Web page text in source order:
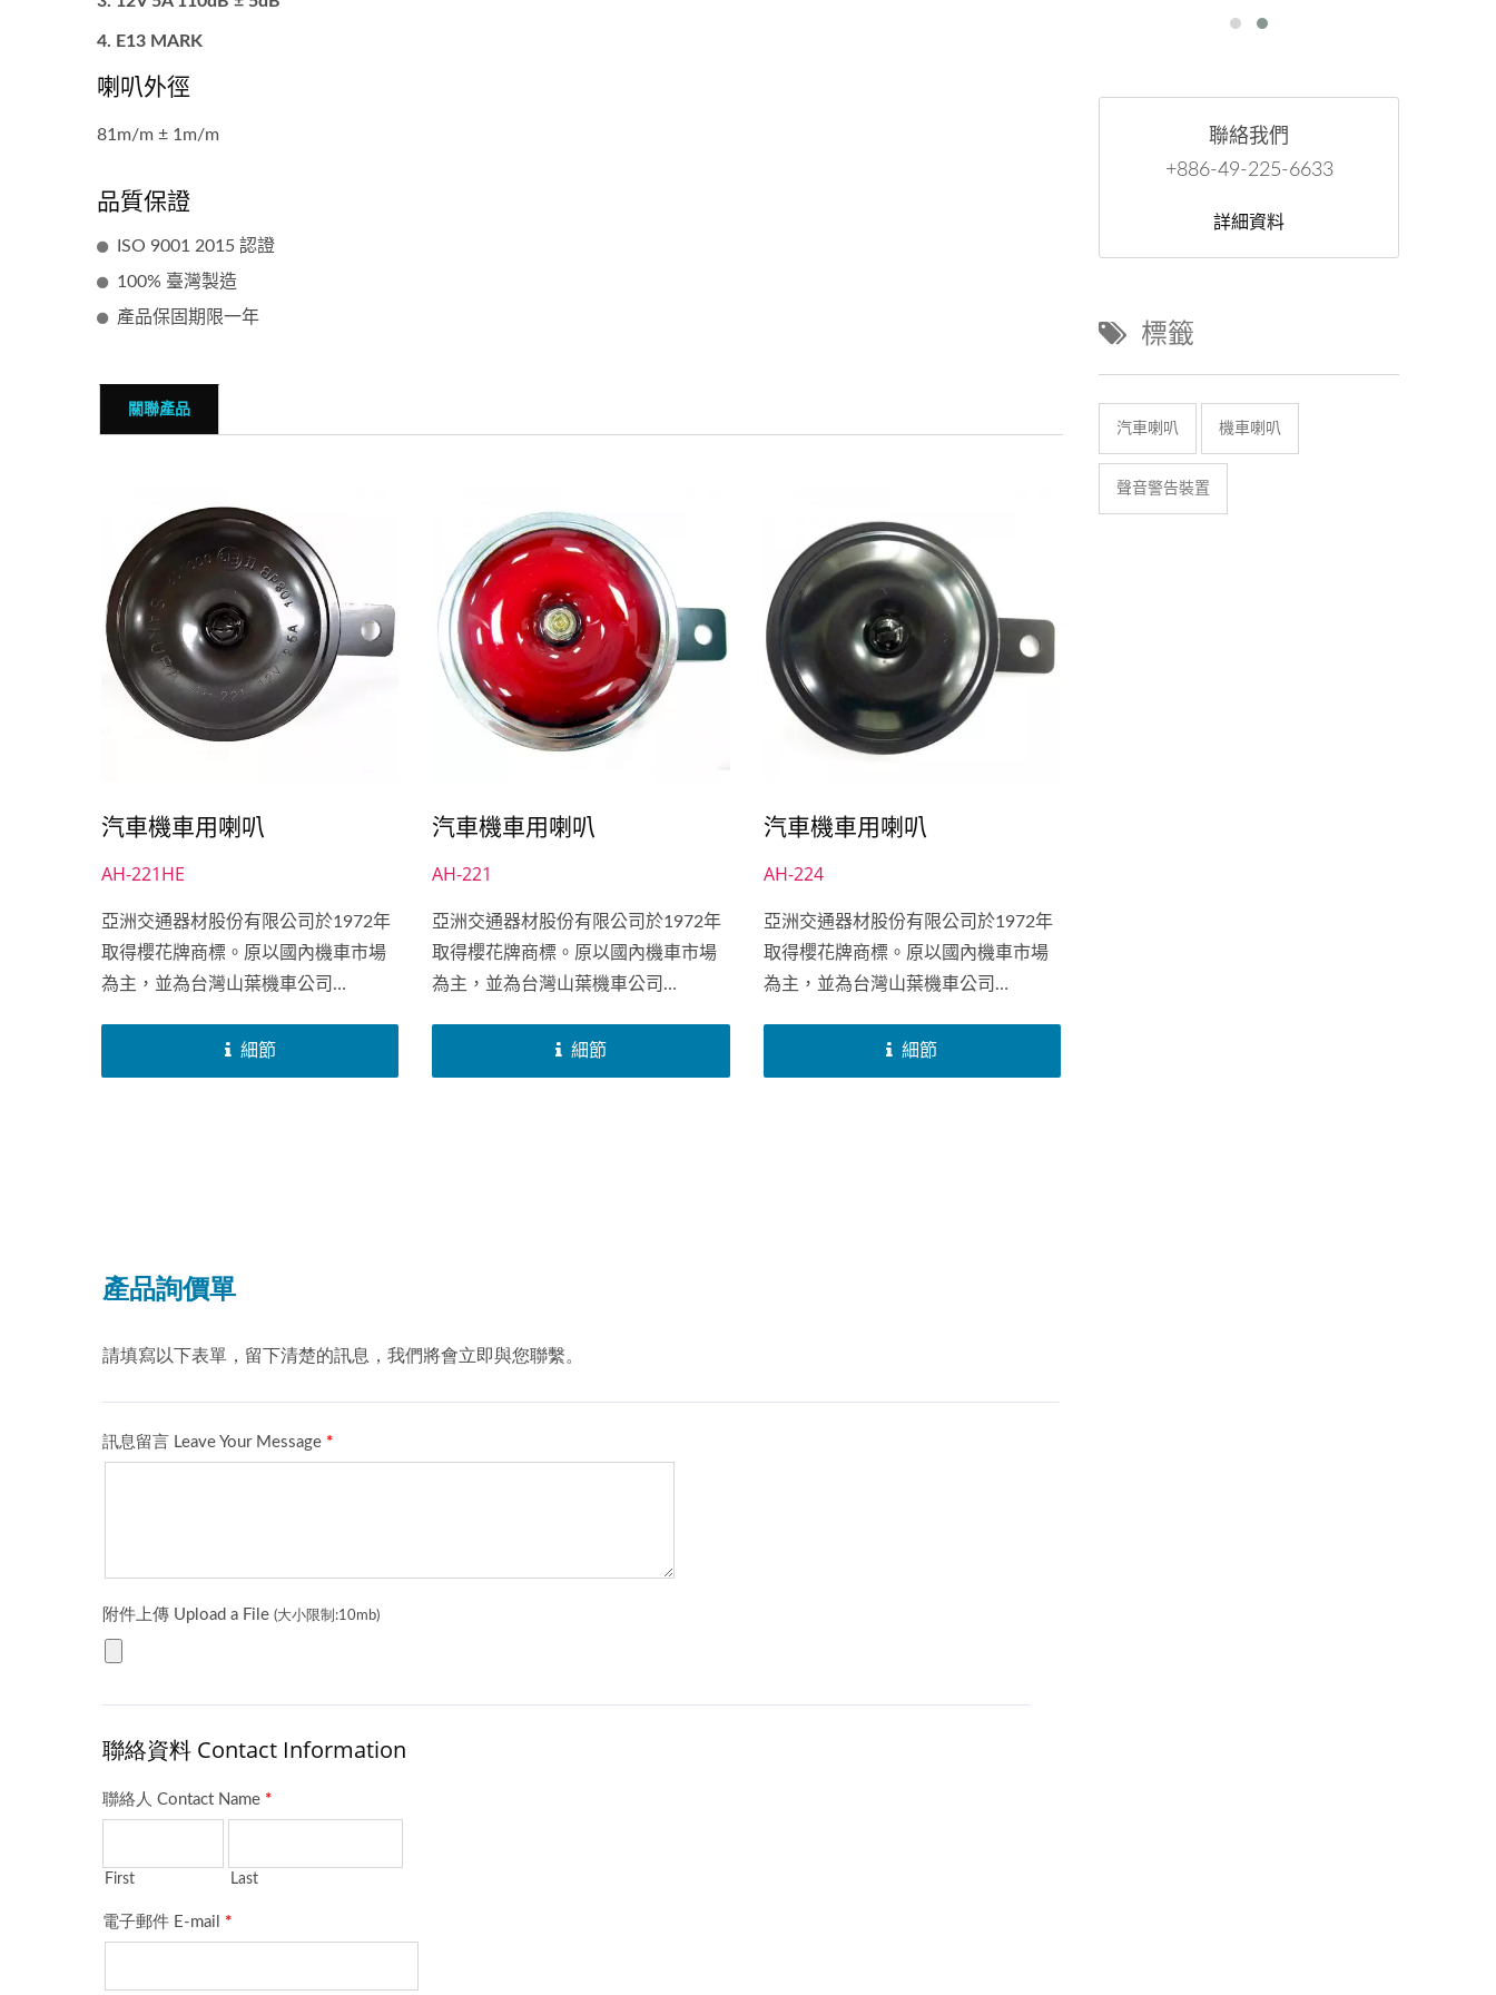
E13 MARK
喇叭外徑
81m/m ± 1m/m
品質保證
ISO 9001 2015 認證
100% 臺灣製造
產品保固期限一年
關聯產品
汽車機車用喇叭
AH-221HE
亞洲交通器材股份有限公司於1972年
取得櫻花牌商標。原以國內機車市場
為主，並為台灣山葉機車公司
細節
汽車機車用喇叭
AH-221
亞洲交通器材股份有限公司於1972年
取得櫻花牌商標。原以國內機車市場
為主，並為台灣山葉機車公司
細節
汽車機車用喇叭
AH-224
亞洲交通器材股份有限公司於1972年
取得櫻花牌商標。原以國內機車市場
為主，並為台灣山葉機車公司
細節
聯絡我們
+886-49-225-6633
詳細資料
標籤
汽車喇叭 機車喇叭
聲音警告裝置